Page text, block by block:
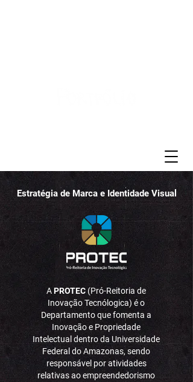
Estratégia de Marca e Identidade Visual
APROTEC (Pró-Reitoria de
Inovação Tecnólogica) é o
Departamento que fomenta a
Inovação e Propriedade
Intelectual dentro da Universidade
Federal do Amazonas, sendo
responsável por atividades
relativas ao empreendedorismo